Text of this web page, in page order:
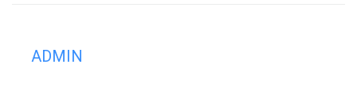
ADMIN